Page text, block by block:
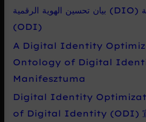
بيان تحسين الهوية الرقمية (DIO) وأنطولوجيا الهوية الرقمية
(ODI)
A Digital Identity
Ontology of Digital
Manifesztuma
Digital Identity
of Digital Identity (ODI)